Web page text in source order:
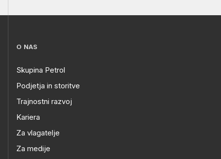
O NAS
Skupina Petrol
Podjetja in storitve
Trajnostni razvoj
Kariera
Za vlagatelje
Za medije